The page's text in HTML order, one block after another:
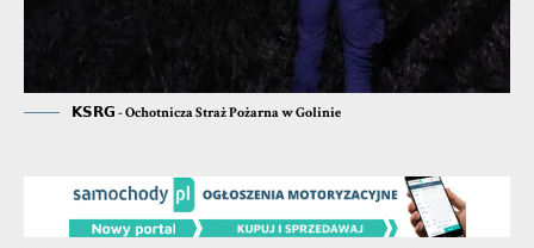
𝗞𝗦𝗥𝗚 - Ochotnicza Straż Pożarna w Golinie